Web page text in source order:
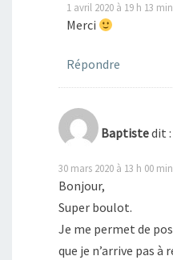
1 avril 2020 à 19 h 13 min
Merci
Répondre
Baptistedit :
30 mars 2020 à 13 h 00 min
Bonjour,
Super boulot.
Je me permet de
que je n’arrive pas à